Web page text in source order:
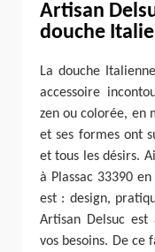
Artisan
douche
La douche
accessoire
zen ou colorée, en
et ses formes ont
et tous les désirs.
à Plassac 33390
est : design,
Artisan Delsuc
vos besoins. De ce